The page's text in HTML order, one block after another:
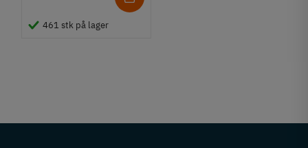
461 stk på lager